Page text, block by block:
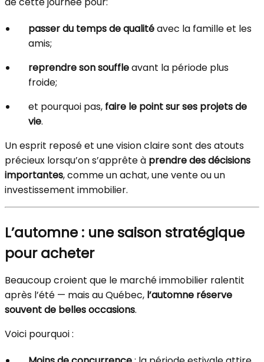
passer du temps de qualitéavec la famille et les
amis;
reprendre son souffleavant la période plus
froide;
et pourquoi pas, faire le point sur ses projets de
vie.
Un esprit reposé et une vision claire sont des atouts
précieux lorsqu’on s’apprête à prendre des décisions
importantes, comme un achat, une vente ou un
investissement immobilier.
L’automne : une saison stratégique
pour acheter
Beaucoup croient que le marché immobilier ralentit
après l’été — mais au Québec, l’automne réserve
souvent de belles occasions.
Voici pourquoi :